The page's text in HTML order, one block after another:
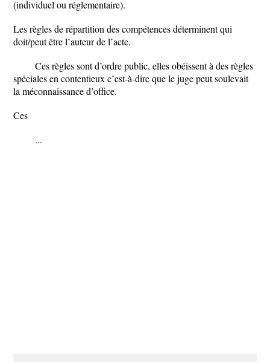
(individuel ou réglementaire).
Les règles de répartition des compétences déterminent qui
doit/peut être l’auteur de l’acte.
Ces règles sont d’ordre public, elles obéissent à des règles
spéciales en contentieux c’est-à-dire que le juge peut soulevait
la méconnaissance d’office.
Ces
...